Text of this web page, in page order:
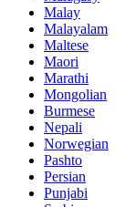
Malay
Malayalam
Maltese
Maori
Marathi
Mongolian
Burmese
Nepali
Norwegian
Pashto
Persian
Punjabi